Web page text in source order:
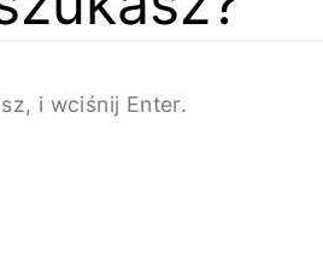
i wciśnij Enter.